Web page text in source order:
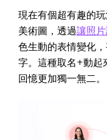
現在有個超有趣的
美術圖，透過讓照
色生動的表情變化
字。這種取名+動起
回憶更加獨一無二。